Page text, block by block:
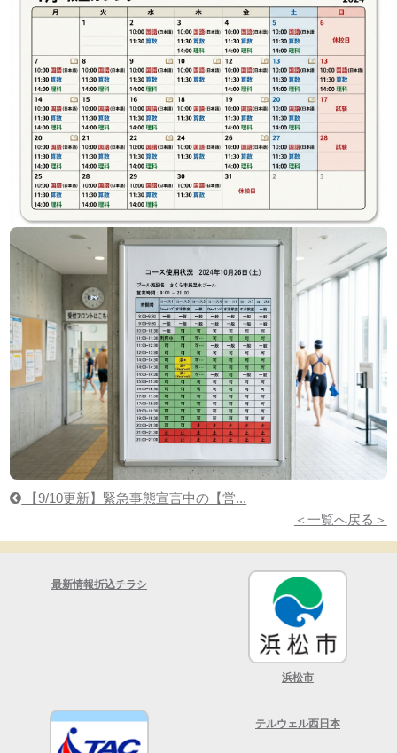
【9/10更新】緊急事態宣言中の【営...
＜一覧へ戻る＞
最新情報折込チラシ
浜松市
テルウェル西日本